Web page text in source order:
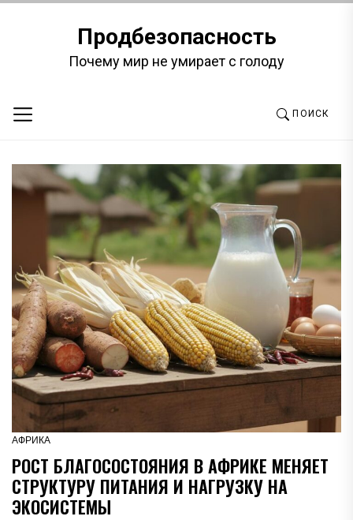
содержимомуПродбезопасность
Почему мир не умирает с голоду
ПОИСК
АФРИКА
РОСТ БЛАГОСОСТОЯНИЯ В АФРИКЕ МЕНЯЕТ
СТРУКТУРУ ПИТАНИЯ И НАГРУЗКУ НА
ЭКОСИСТЕМЫ